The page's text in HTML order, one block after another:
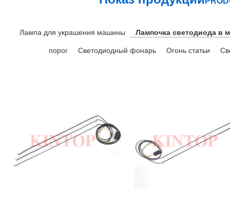
Лампа для украшения машины Лампочка светодиода в
порог Светодиодный фонарь Огонь статьи